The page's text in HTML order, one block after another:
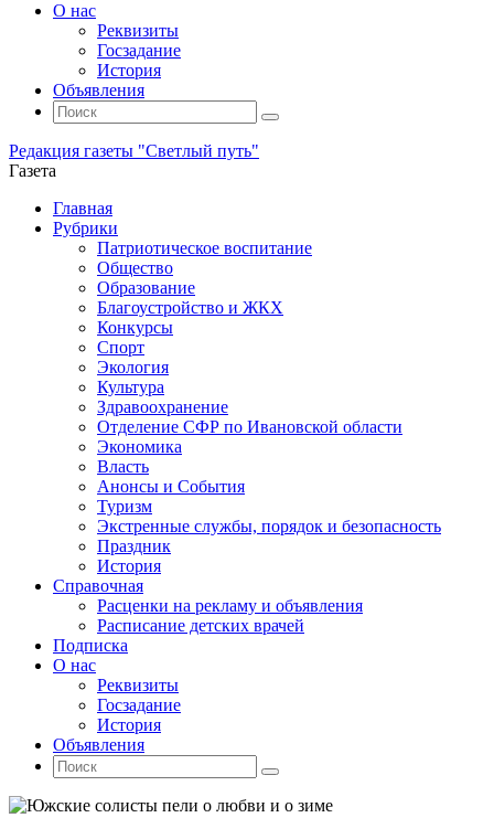
О нас
Реквизиты
Госзадание
История
Объявления
Поиск
Искать:
Поиск
Редакция газеты "Светлый путь"
Газета
Промотать
содержимому
Главная
Рубрики
Патриотическое воспитание
Общество
Образование
Благоустройство и ЖКХ
Конкурсы
Спорт
Экология
Культура
Здравоохранение
Отделение СФР по Ивановской области
Экономика
Власть
Анонсы и События
Туризм
Экстренные службы, порядок и безопасность
Праздник
История
Справочная
Расценки на рекламу и объявления
Расписание детских врачей
Подписка
О нас
Реквизиты
Госзадание
История
Объявления
Поиск
Искать:
Поиск